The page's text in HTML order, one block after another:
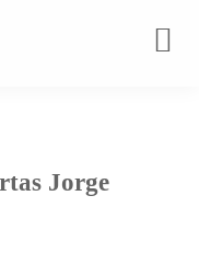
Jorge